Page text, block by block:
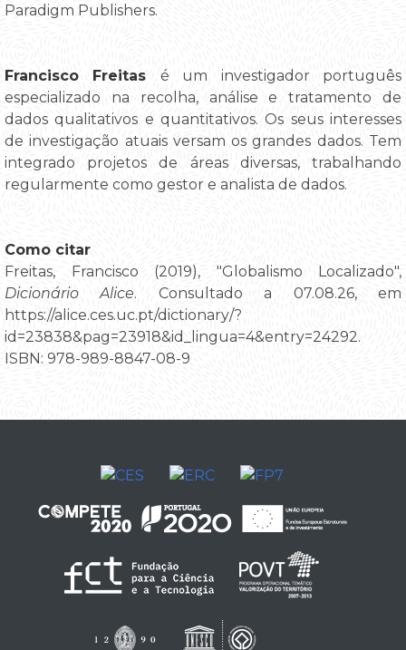
Paradigm Publishers.
Francisco Freitas é um investigador português
especializado na recolha, análise e tratamento de
dados qualitativos e quantitativos. Os seus interesses
de investigação atuais versam os grandes dados. Tem
integrado projetos de áreas diversas, trabalhando
regularmente como gestor e analista de dados.
Como citar
Freitas, Francisco (2019), "Globalismo Localizado",
Dicionário Alice. Consultado a 07.08.26, em
https://alice.ces.uc.pt/dictionary/?
id=23838&pag=23918&id_lingua=4&entry=24292.
ISBN: 978-989-8847-08-9